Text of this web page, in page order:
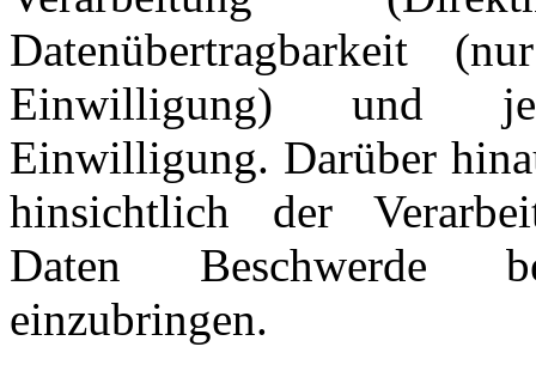
Datenübertragbarkeit
Einwilligung) und
Einwilligung. Darüber
hinsichtlich der
Daten Beschwerde
einzubringen.